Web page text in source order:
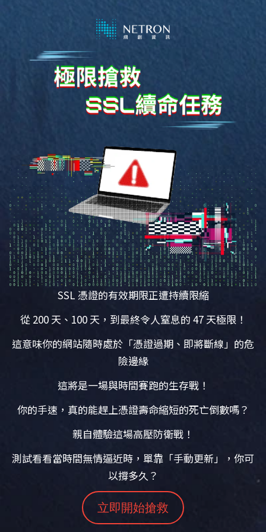
SSL 憑證的有效期限正遭持續限縮
從 200 天、100 天，到最終令人窒息的 47 天極限！
這意味你的網站隨時處於「憑證過期、即將斷線」的危
險邊緣
這將是一場與時間賽跑的生存戰！
你的手速，真的能趕上憑證壽命縮短的死亡倒數嗎？
親自體驗這場高壓防衛戰！
測試看看當時間無情逼近時，單靠「手動更新」，你可
以撐多久？
立即開始搶救